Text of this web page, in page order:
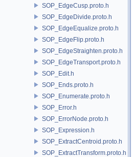
SOP_EdgeCusp.proto.h
SOP_EdgeDivide.proto.h
SOP_EdgeEqualize.proto.h
SOP_EdgeFlip.proto.h
SOP_EdgeStraighten.proto.h
SOP_EdgeTransport.proto.h
SOP_Edit.h
SOP_Ends.proto.h
SOP_Enumerate.proto.h
SOP_Error.h
SOP_ErrorNode.proto.h
SOP_Expression.h
SOP_ExtractCentroid.proto.h
SOP_ExtractTransform.proto.h